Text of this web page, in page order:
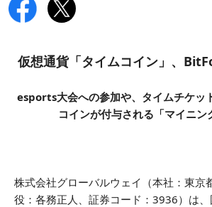
仮想通貨「タイムコイン」、
esports大会への参加や、タイムチケッ
コインが付与される「マイニン
株式会社グローバルウェイ（本社：東京
役：各務正人、証券コード：3936）は